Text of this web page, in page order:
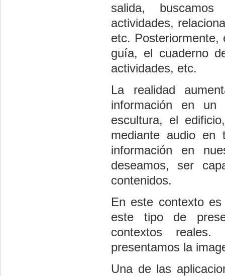
salida,
actividades,
etc.
guía, el cuaderno
actividades, etc.
La realidad
información en
escultura, el
mediante audio en
información en
deseamos, ser
contenidos.
En este contexto
este tipo de
contextos reales.
presentamos la
Una de las